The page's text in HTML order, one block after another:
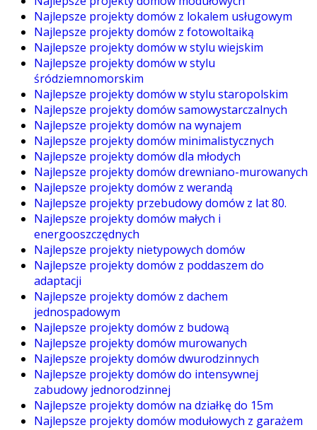
Najlepsze projekty domów z lokalem usługowym
Najlepsze projekty domów z fotowoltaiką
Najlepsze projekty domów w stylu wiejskim
Najlepsze projekty domów w stylu
śródziemnomorskim
Najlepsze projekty domów w stylu staropolskim
Najlepsze projekty domów samowystarczalnych
Najlepsze projekty domów na wynajem
Najlepsze projekty domów minimalistycznych
Najlepsze projekty domów dla młodych
Najlepsze projekty domów drewniano-murowanych
Najlepsze projekty domów z werandą
Najlepsze projekty przebudowy domów z lat 80.
Najlepsze projekty domów małych i
energooszczędnych
Najlepsze projekty nietypowych domów
Najlepsze projekty domów z poddaszem do
adaptacji
Najlepsze projekty domów z dachem
jednospadowym
Najlepsze projekty domów z budową
Najlepsze projekty domów murowanych
Najlepsze projekty domów dwurodzinnych
Najlepsze projekty domów do intensywnej
zabudowy jednorodzinnej
Najlepsze projekty domów na działkę do 15m
Najlepsze projekty domów modułowych z garażem